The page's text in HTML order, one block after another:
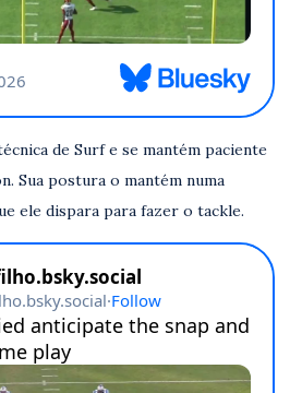
de Surf e se mantém paciente
Sua postura o mantém numa
ele dispara para fazer o tackle.